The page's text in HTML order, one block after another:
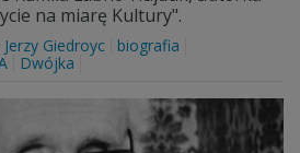
na miarę Kultury".
Jerzy Giedroyc
biografia
Dwójka